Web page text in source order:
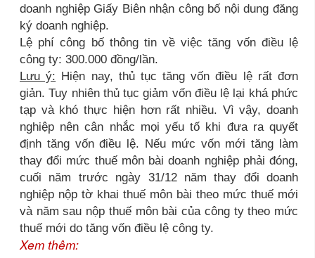
doanh nghiệp Giấy Biên nhận công bố nội dung đăng
ký doanh nghiệp.
Lệ phí công bố thông tin về việc tăng vốn điều lệ
công ty: 300.000 đồng/lần.
Lưu ý: Hiện nay, thủ tục tăng vốn điều lệ rất đơn
giản. Tuy nhiên thủ tục giảm vốn điều lệ lại khá phức
tạp và khó thực hiện hơn rất nhiều. Vì vậy, doanh
nghiệp nên cân nhắc mọi yếu tố khi đưa ra quyết
định tăng vốn điều lệ. Nếu mức vốn mới tăng làm
thay đổi mức thuế môn bài doanh nghiệp phải đóng,
cuối năm trước ngày 31/12 năm thay đổi doanh
nghiệp nộp tờ khai thuế môn bài theo mức thuế mới
và năm sau nộp thuế môn bài của công ty theo mức
thuế mới do tăng vốn điều lệ công ty.
Xem thêm: